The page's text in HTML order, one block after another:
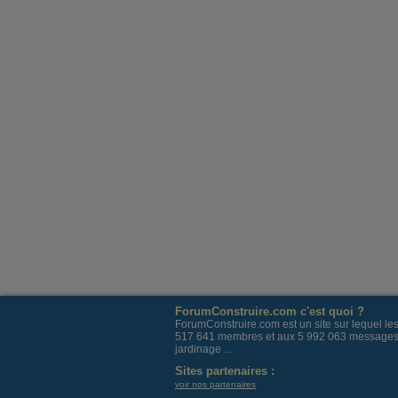
ForumConstruire.com c'est quoi ?
ForumConstruire.com est un site sur lequel
517 641 membres et aux 5 992 063
jardinage ...
Sites partenaires :
voir nos partenaires